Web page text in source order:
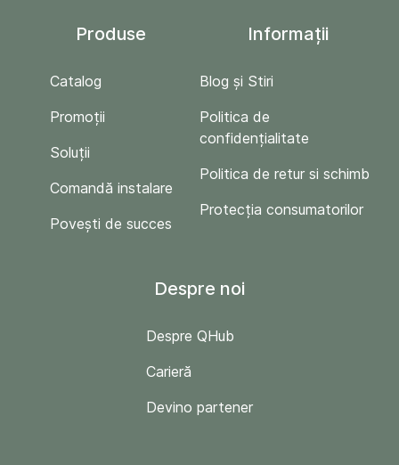
Produse
Catalog
Promoții
Soluții
Comandă instalare
Povești de succes
Informații
Blog și Stiri
Politica de
confidențialitate
Politica de retur si schimb
Protecția consumatorilor
Despre noi
Despre QHub
Carieră
Devino partener